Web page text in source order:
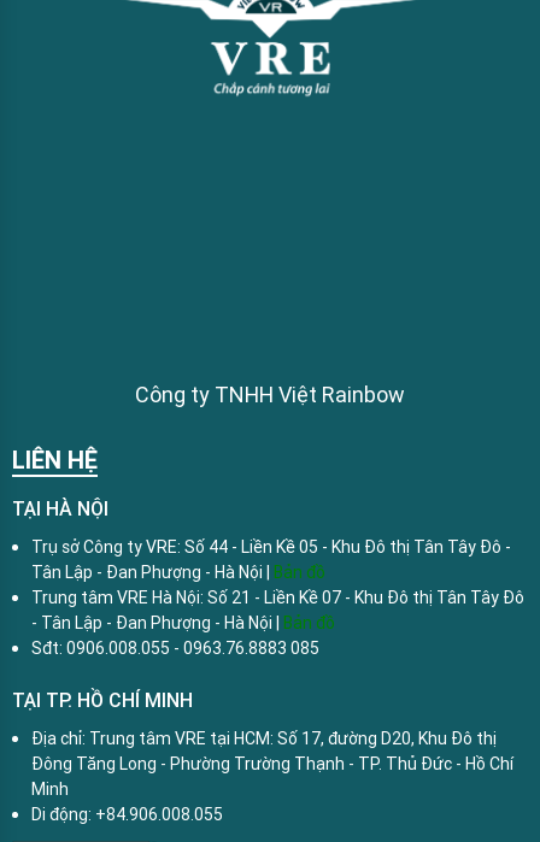
Công ty TNHH Việt Rainbow
LIÊN HỆ
TẠI HÀ NỘI
Trụ sở Công ty VRE: Số 44 - Liền Kề 05 - Khu Đô thị Tân Tây Đô -
Tân Lập - Đan Phượng - Hà Nội | Bản đồ
Trung tâm VRE Hà Nội: Số 21 - Liền Kề 07 - Khu Đô thị Tân Tây Đô
- Tân Lập - Đan Phượng - Hà Nội | Bản đồ
Sđt: 0906.008.055 - 0963.76.8883 085
TẠI TP. HỒ CHÍ MINH
Địa chỉ: Trung tâm VRE tại HCM: Số 17, đường D20, Khu Đô thị
Đông Tăng Long - Phường Trường Thạnh - TP. Thủ Đức - Hồ Chí
Minh
Di động: +84.906.008.055